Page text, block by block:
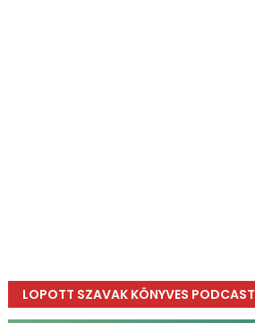
LOPOTT SZAVAK KÖNYVES PODCAST